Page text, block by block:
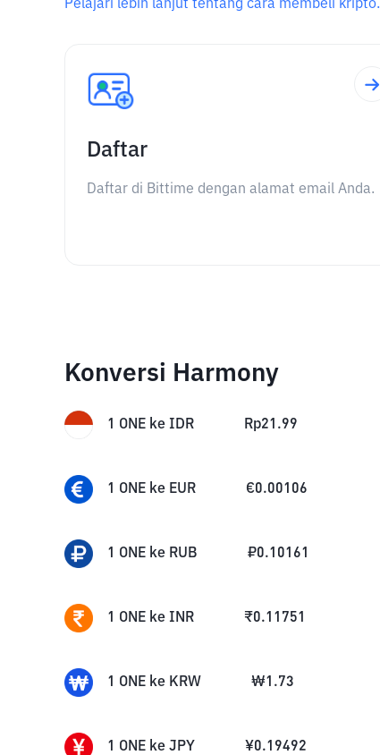
Pelajari lebih lanjut tentang cara membeli kripto.
Daftar
Daftar di Bittime dengan alamat email Anda.
Konversi Harmony
1 ONE ke IDR Rp21.99
1 ONE ke EUR €0.00106
1 ONE ke RUB ₽0.10161
1 ONE ke INR ₹0.11751
1 ONE ke KRW ₩1.73
1 ONE ke JPY ¥0.19492